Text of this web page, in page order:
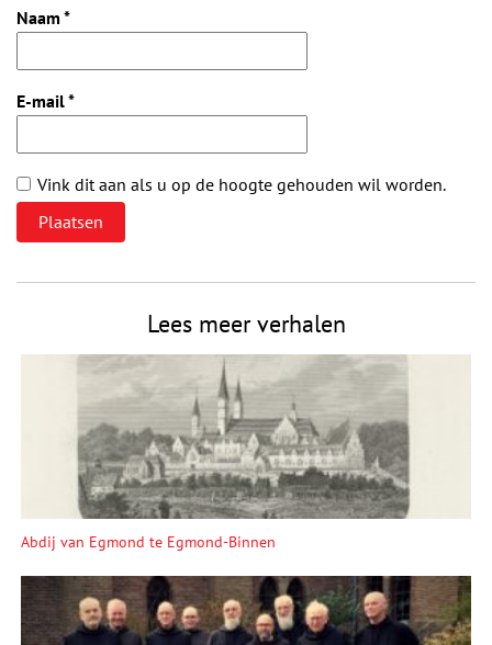
Naam *
E-mail*
Vink dit aan als u op de hoogte gehouden wil worden.
Lees meer verhalen
Abdij van Egmond te Egmond-Binnen